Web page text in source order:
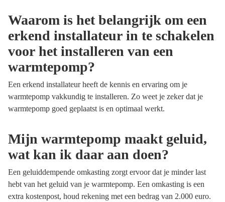
Waarom is het belangrijk om een
erkend installateur in te schakelen
voor het installeren van een
warmtepomp?
Een erkend installateur heeft de kennis en ervaring om je
warmtepomp vakkundig te installeren. Zo weet je zeker dat je
warmtepomp goed geplaatst is en optimaal werkt.
Mijn warmtepomp maakt geluid,
wat kan ik daar aan doen?
Een geluiddempende omkasting zorgt ervoor dat je minder last
hebt van het geluid van je warmtepomp. Een omkasting is een
extra kostenpost, houd rekening met een bedrag van 2.000 euro.